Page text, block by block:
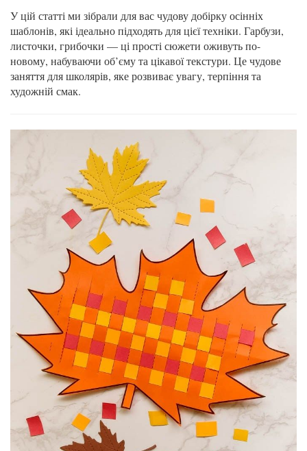
У цій статті ми зібрали для вас чудову добірку осінніх
шаблонів, які ідеально підходять для цієї техніки. Гарбузи,
листочки, грибочки — ці прості сюжети оживуть по-
новому, набуваючи об’єму та цікавої текстури. Це чудове
заняття для школярів, яке розвиває увагу, терпіння та
художній смак.